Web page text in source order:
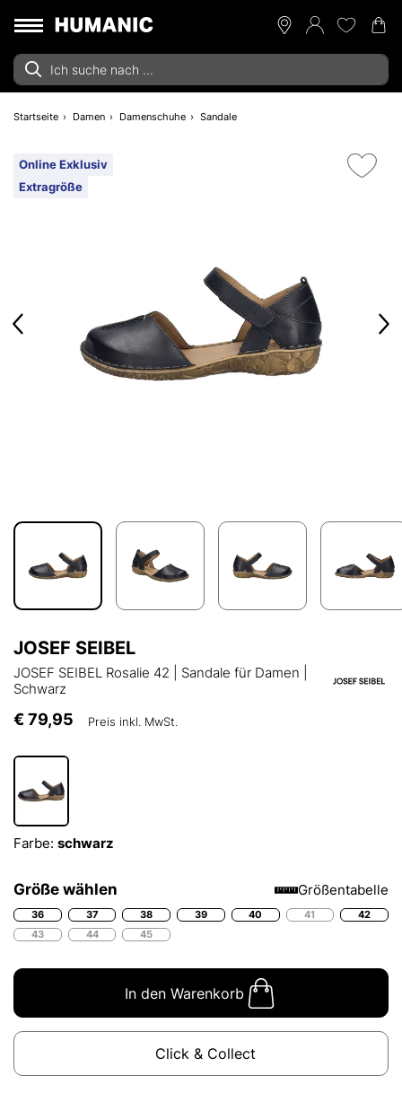
Startseite Damen Damenschuhe Sandale
Online Exklusiv
Extragröße
JOSEF SEIBEL
JOSEF SEIBEL Rosalie 42 | Sandale für Damen |
Schwarz
€ 79,95 Preis inkl. MwSt.
Farbe: schwarz
Größe wählen Größentabelle
36 37 38 39 40 41
42
43
44 45
In den Warenkorb
Click & Collect